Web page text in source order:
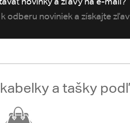
odberu noviniek a získajte
kabelky a tašky